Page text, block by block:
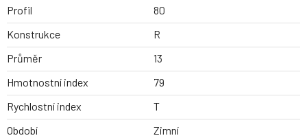
Profil
80
Konstrukce
R
Průměr
13
Hmotnostní index
79
Rychlostní index
T
Období
Zimní